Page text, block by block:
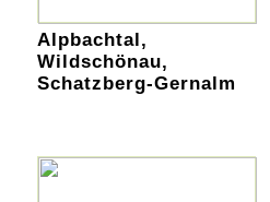
Alpbachtal,
Wildschönau,
Schatzberg-Gernalm